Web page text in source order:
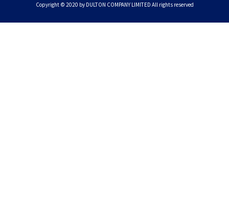
Copyright © 2020 by DULTON COMPANY LIMITED All rights reserved